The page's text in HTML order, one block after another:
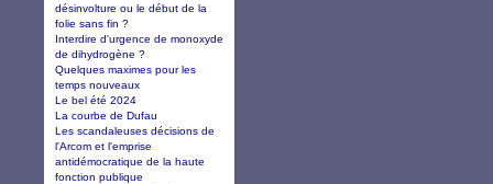
désinvolture ou le début de la
folie sans fin ?
Interdire d'urgence de monoxyde
de dihydrogène ?
Quelques maximes pour les
temps nouveaux
Le bel été 2024
La courbe de Dufau
Les scandaleuses décisions de
l'Arcom et l'emprise
antidémocratique de la haute
fonction publique